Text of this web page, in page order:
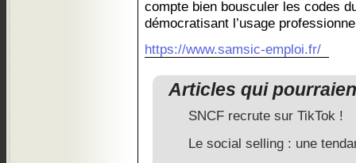
compte bien bousculer les codes
démocratisant l’usage
https://www.samsic-emploi.fr/
Articles qui
SNCF recrute sur TikTok !
Le social selling : une